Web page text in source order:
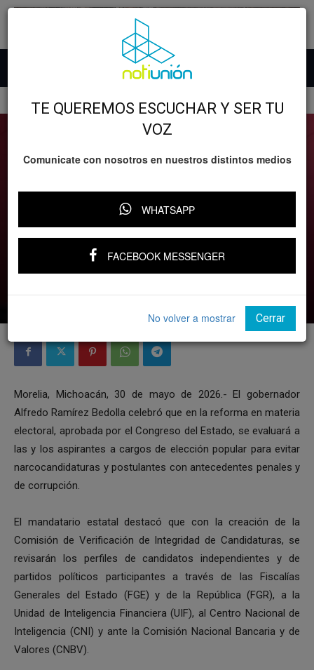
GOBIERNO
GOBIERNO Michoacán
Celebra Bedolla reforma para frenar
narcocandidaturas en Michoacán
Morelia, Michoacán, 30 de mayo de 2026.- El gobernador
Alfredo Ramírez Bedolla celebró que en la reforma en materia
electoral, aprobada por el Congreso del Estado, se evaluará a
las y los aspirantes a cargos de elección popular para evitar
narcocandidaturas y postulantes con antecedentes penales y
de corrupción.
El mandatario estatal destacó que con la creación de la
Comisión de Verificación de Integridad de Candidaturas, se
revisarán los perfiles de candidatos independientes y de
partidos políticos participantes a través de las Fiscalías
Generales del Estado (FGE) y de la República (FGR), a la
Unidad de Inteligencia Financiera (UIF), al Centro Nacional de
Inteligencia (CNI) y ante la Comisión Nacional Bancaria y de
Valores (CNBV).
TE QUEREMOS ESCUCHAR Y SER TU
VOZ
Comunicate con nosotros en nuestros distintos medios
WHATSAPP
FACEBOOK MESSENGER
No volver a mostrar Cerrar